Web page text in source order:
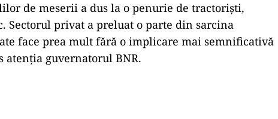
de meserii a dus la o penurie de tractorişti,
Sectorul privat a preluat o parte din sarcina
face prea mult fără o implicare mai semnificativă
atenţia guvernatorul BNR.